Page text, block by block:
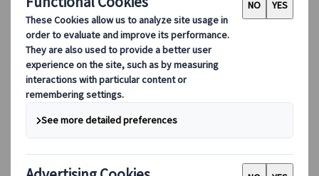
ベルリンで人気のツアーをご紹介！